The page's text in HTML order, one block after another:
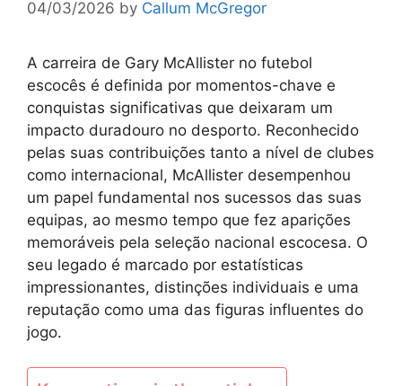
04/03/2026 by Callum McGregor
A carreira de Gary McAllister no futebol
escocês é definida por momentos-chave e
conquistas significativas que deixaram um
impacto duradouro no desporto. Reconhecido
pelas suas contribuições tanto a nível de clubes
como internacional, McAllister desempenhou
um papel fundamental nos sucessos das suas
equipas, ao mesmo tempo que fez aparições
memoráveis pela seleção nacional escocesa. O
seu legado é marcado por estatísticas
impressionantes, distinções individuais e uma
reputação como uma das figuras influentes do
jogo.